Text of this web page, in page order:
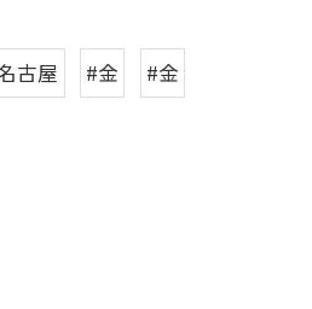
古屋 #金 #金